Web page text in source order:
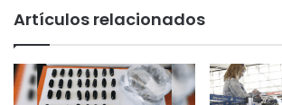
Artículos relacionados